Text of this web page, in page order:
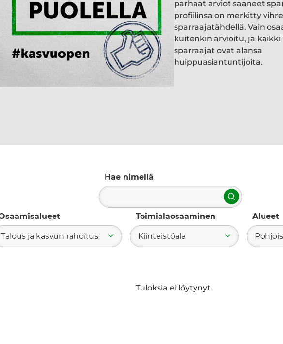
parhaat arviot saaneet
profiilinsa on merkitty
sparraajatähdellä. Vain
kuitenkin arvioitu, ja
sparraajat ovat alansa
huippuasiantuntijoita.
Hae nimellä
Hae
Talous ja kasvun rahoitus
Toimialaosaaminen
Kiinteistöala
Alueet
Tuloksia ei löytynyt.